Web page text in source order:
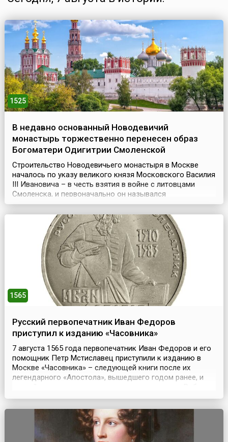
1525
В недавно основанный Новодевичий
монастырь торжественно перенесен образ
Богоматери Одигитрии Смоленской
Строительство Новодевичьего монастыря в Москве
началось по указу великого князя Московского Василия
III Ивановича – в честь взятия в войне с литовцами
Смоленска, и первоначально он назывался
«Богородице-Смоленский». Монастырь представлял
собой крепость, обнесенную мощной крепостной стеной
с 12 башнями.Год спустя, (28 июля) 7 августа 1525 года,
сюда из Благовещенского собора московского Кремля
1565
Русский первопечатник Иван Федоров
приступил к изданию «Часовника»
7 августа 1565 года первопечатник Иван Федоров и его
помощник Петр Мстиславец приступили к изданию в
Москве «Часовника» – следующей книги после их
легендарного «Апостола», вышедшего годом ранее, и
завершили в конце сентября. «Часовник», сборник
обучении грамоте, разошелся быстро, после чего посл...